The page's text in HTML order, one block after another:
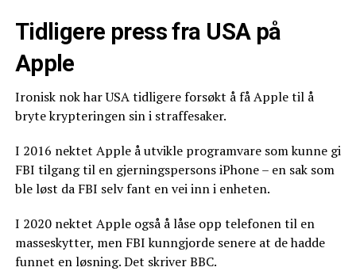
Tidligere press fra USA på
Apple
Ironisk nok har USA tidligere forsøkt å få Apple til å
bryte krypteringen sin i straffesaker.
I 2016 nektet Apple å utvikle programvare som kunne gi
FBI tilgang til en gjerningspersons iPhone – en sak som
ble løst da FBI selv fant en vei inn i enheten.
I 2020 nektet Apple også å låse opp telefonen til en
masseskytter, men FBI kunngjorde senere at de hadde
funnet en løsning. Det skriver BBC.